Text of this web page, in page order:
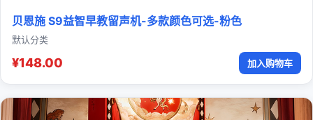
贝恩施 S9益智早教留声机-多款颜色可选-粉色
默认分类
¥148.00 加入购物车